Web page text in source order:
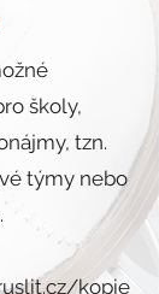
školy,
tzn.
týmy nebo
kopie